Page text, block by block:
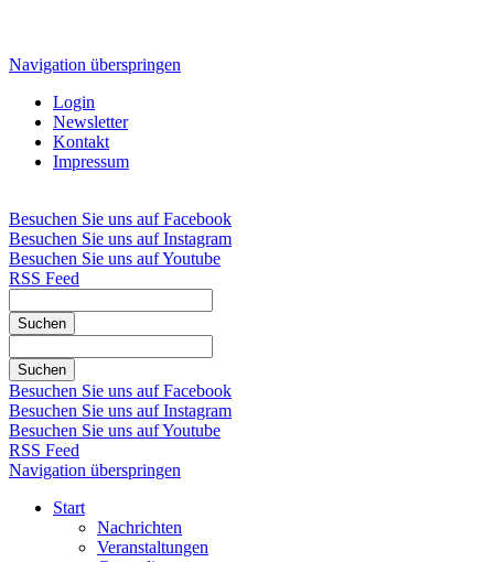
Navigation überspringen
Login
Newsletter
Kontakt
Impressum
Besuchen Sie uns auf Facebook
Besuchen Sie uns auf Instagram
Besuchen Sie uns auf Youtube
RSS Feed
Suchen
Suchen
Besuchen Sie uns auf Facebook
Besuchen Sie uns auf Instagram
Besuchen Sie uns auf Youtube
RSS Feed
Navigation überspringen
Start
Nachrichten
Veranstaltungen